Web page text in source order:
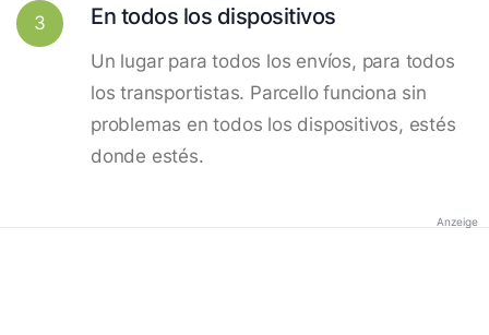
3 En todos los dispositivos
Un lugar para todos los envíos, para todos
los transportistas. Parcello funciona sin
problemas en todos los dispositivos, estés
donde estés.
Anzeige